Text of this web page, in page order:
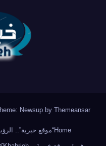
Newsup by Themeansar
Home“موقع خبرية”..